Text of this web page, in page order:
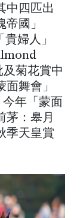
中四匹出
國」
婦人」
菊花賞中
舞會」
年「蒙面
茅：皋月
季天皇賞